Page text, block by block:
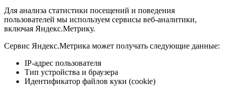
Для анализа статистики посещений и поведения
пользователей мы используем сервисы веб-аналитики,
включая Яндекс.Метрику.
Сервис Яндекс.Метрика может получать следующие данные:
IP-адрес пользователя
Тип устройства и браузера
Идентификатор файлов куки (cookie)